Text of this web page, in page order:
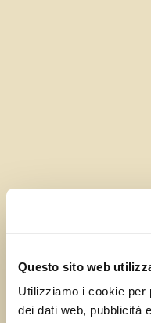
Questo sito web
Utilizziamo i cookie per
dei dati web, pubblicità